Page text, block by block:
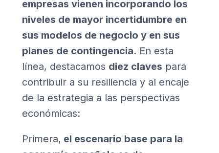
empresas vienen incorporando los
niveles de mayor incertidumbre en
sus modelos de negocio y en sus
planes de contingencia. En esta
línea, destacamos diez claves para
contribuir a su resiliencia y al encaje
de la estrategia a las perspectivas
económicas:
Primera, el escenario base para la